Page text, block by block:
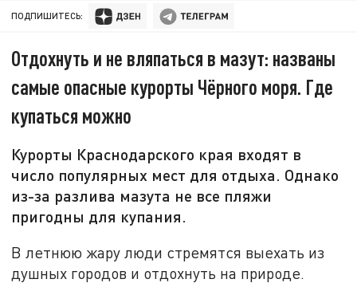
ПОДПИШИТЕСЬ:
Отдохнуть и не вляпаться в мазут: названы
самые опасные курорты Чёрного моря. Где
купаться можно
Курорты Краснодарского края входят в
число популярных мест для отдыха. Однако
из-за разлива мазута не все пляжи
пригодны для купания.
В летнюю жару люди стремятся выехать из
душных городов и отдохнуть на природе.